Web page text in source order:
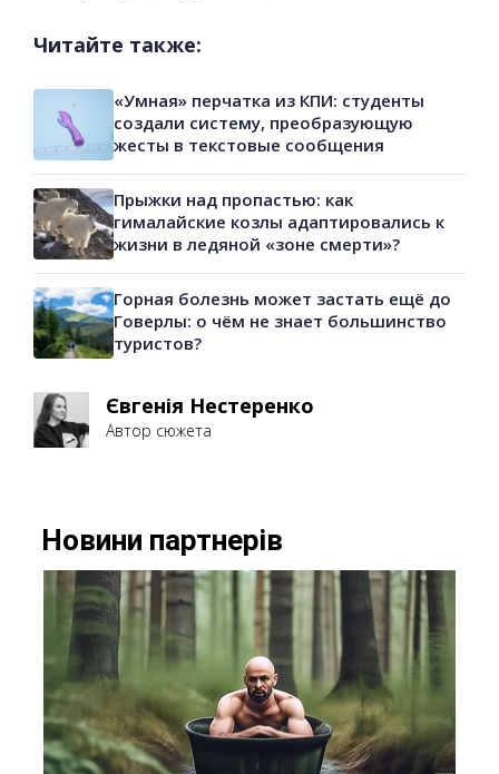
Читайте также:
«Умная» перчатка из КПИ: студенты
создали систему, преобразующую
жесты в текстовые сообщения
Прыжки над пропастью: как
гималайские козлы адаптировались к
жизни в ледяной «зоне смерти»?
Горная болезнь может застать ещё до
Говерлы: о чём не знает большинство
туристов?
Євгенія Нестеренко
Автор сюжета